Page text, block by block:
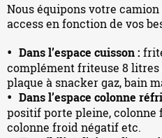
Nous équipons votre
access en fonction de vos
Dans l’espace cuisson :
complément friteuse 8 litres
plaque à snacker gaz, bain
Dans l’espace colonne
positif porte pleine,
colonne froid négatif etc.